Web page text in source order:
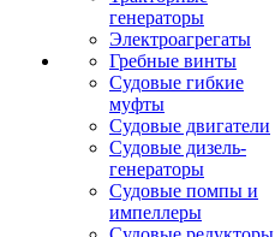
генераторы
Электроагрегаты
Гребные винты
Судовые гибкие
муфты
Судовые двигатели
Судовые дизель-
генераторы
Судовые помпы и
импеллеры